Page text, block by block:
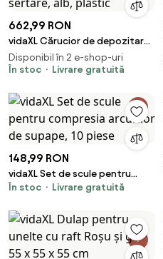
662,99 RON
vidaXL Cărucior de depozitare
mobil cu 15 sertare, alb, plastic
Disponibil în 2 e-shop-uri
În stoc
Livrare gratuită
148,99 RON
vidaXL Set de scule pentru
compresia arcurilor de supape,
În stoc Livrare gratuită